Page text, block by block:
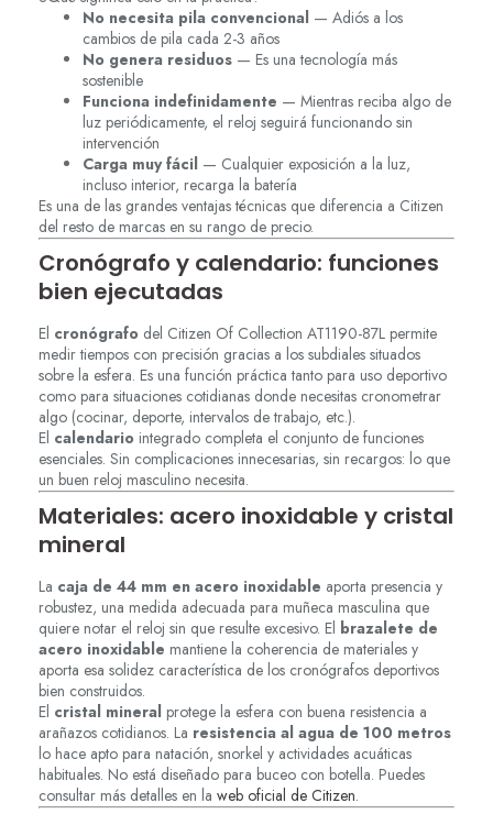
No necesita pila convencional — Adiós a los
cambios de pila cada 2-3 años
No genera residuos — Es una tecnología más
sostenible
Funciona indefinidamente — Mientras reciba algo de
luz periódicamente, el reloj seguirá funcionando sin
intervención
Carga muy fácil — Cualquier exposición a la luz,
incluso interior, recarga la batería
Es una de las grandes ventajas técnicas que diferencia a Citizen
del resto de marcas en su rango de precio.
Cronógrafo y calendario: funciones
bien ejecutadas
El cronógrafo del Citizen Of Collection AT1190-87L permite
medir tiempos con precisión gracias a los subdiales situados
sobre la esfera. Es una función práctica tanto para uso deportivo
como para situaciones cotidianas donde necesitas cronometrar
algo (cocinar, deporte, intervalos de trabajo, etc.).
El calendario integrado completa el conjunto de funciones
esenciales. Sin complicaciones innecesarias, sin recargos: lo que
un buen reloj masculino necesita.
Materiales: acero inoxidable y cristal
mineral
La caja de 44 mm en acero inoxidable aporta presencia y
robustez, una medida adecuada para muñeca masculina que
quiere notar el reloj sin que resulte excesivo. El brazalete de
acero inoxidable mantiene la coherencia de materiales y
aporta esa solidez característica de los cronógrafos deportivos
bien construidos.
El cristal mineral protege la esfera con buena resistencia a
arañazos cotidianos. La resistencia al agua de 100 metros
lo hace apto para natación, snorkel y actividades acuáticas
habituales. No está diseñado para buceo con botella. Puedes
consultar más detalles en la web oficial de Citizen.